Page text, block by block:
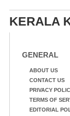
KERALA
GENERAL
ABOUT US
CONTACT US
PRIVACY
TERMS OF
EDITORIAL